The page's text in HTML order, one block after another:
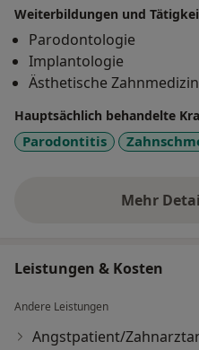
Weiterbildungen und
Parodontologie
Implantologie
Ästhetische Zahnmedizin
Hauptsächlich behandelte
Parodontitis
Mehr
Leistungen & Kosten
Andere Leistungen
Angstpatient/